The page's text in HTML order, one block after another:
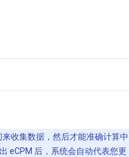
收集数据，然后才能准确计算中
eCPM 后，系统会自动代表您更